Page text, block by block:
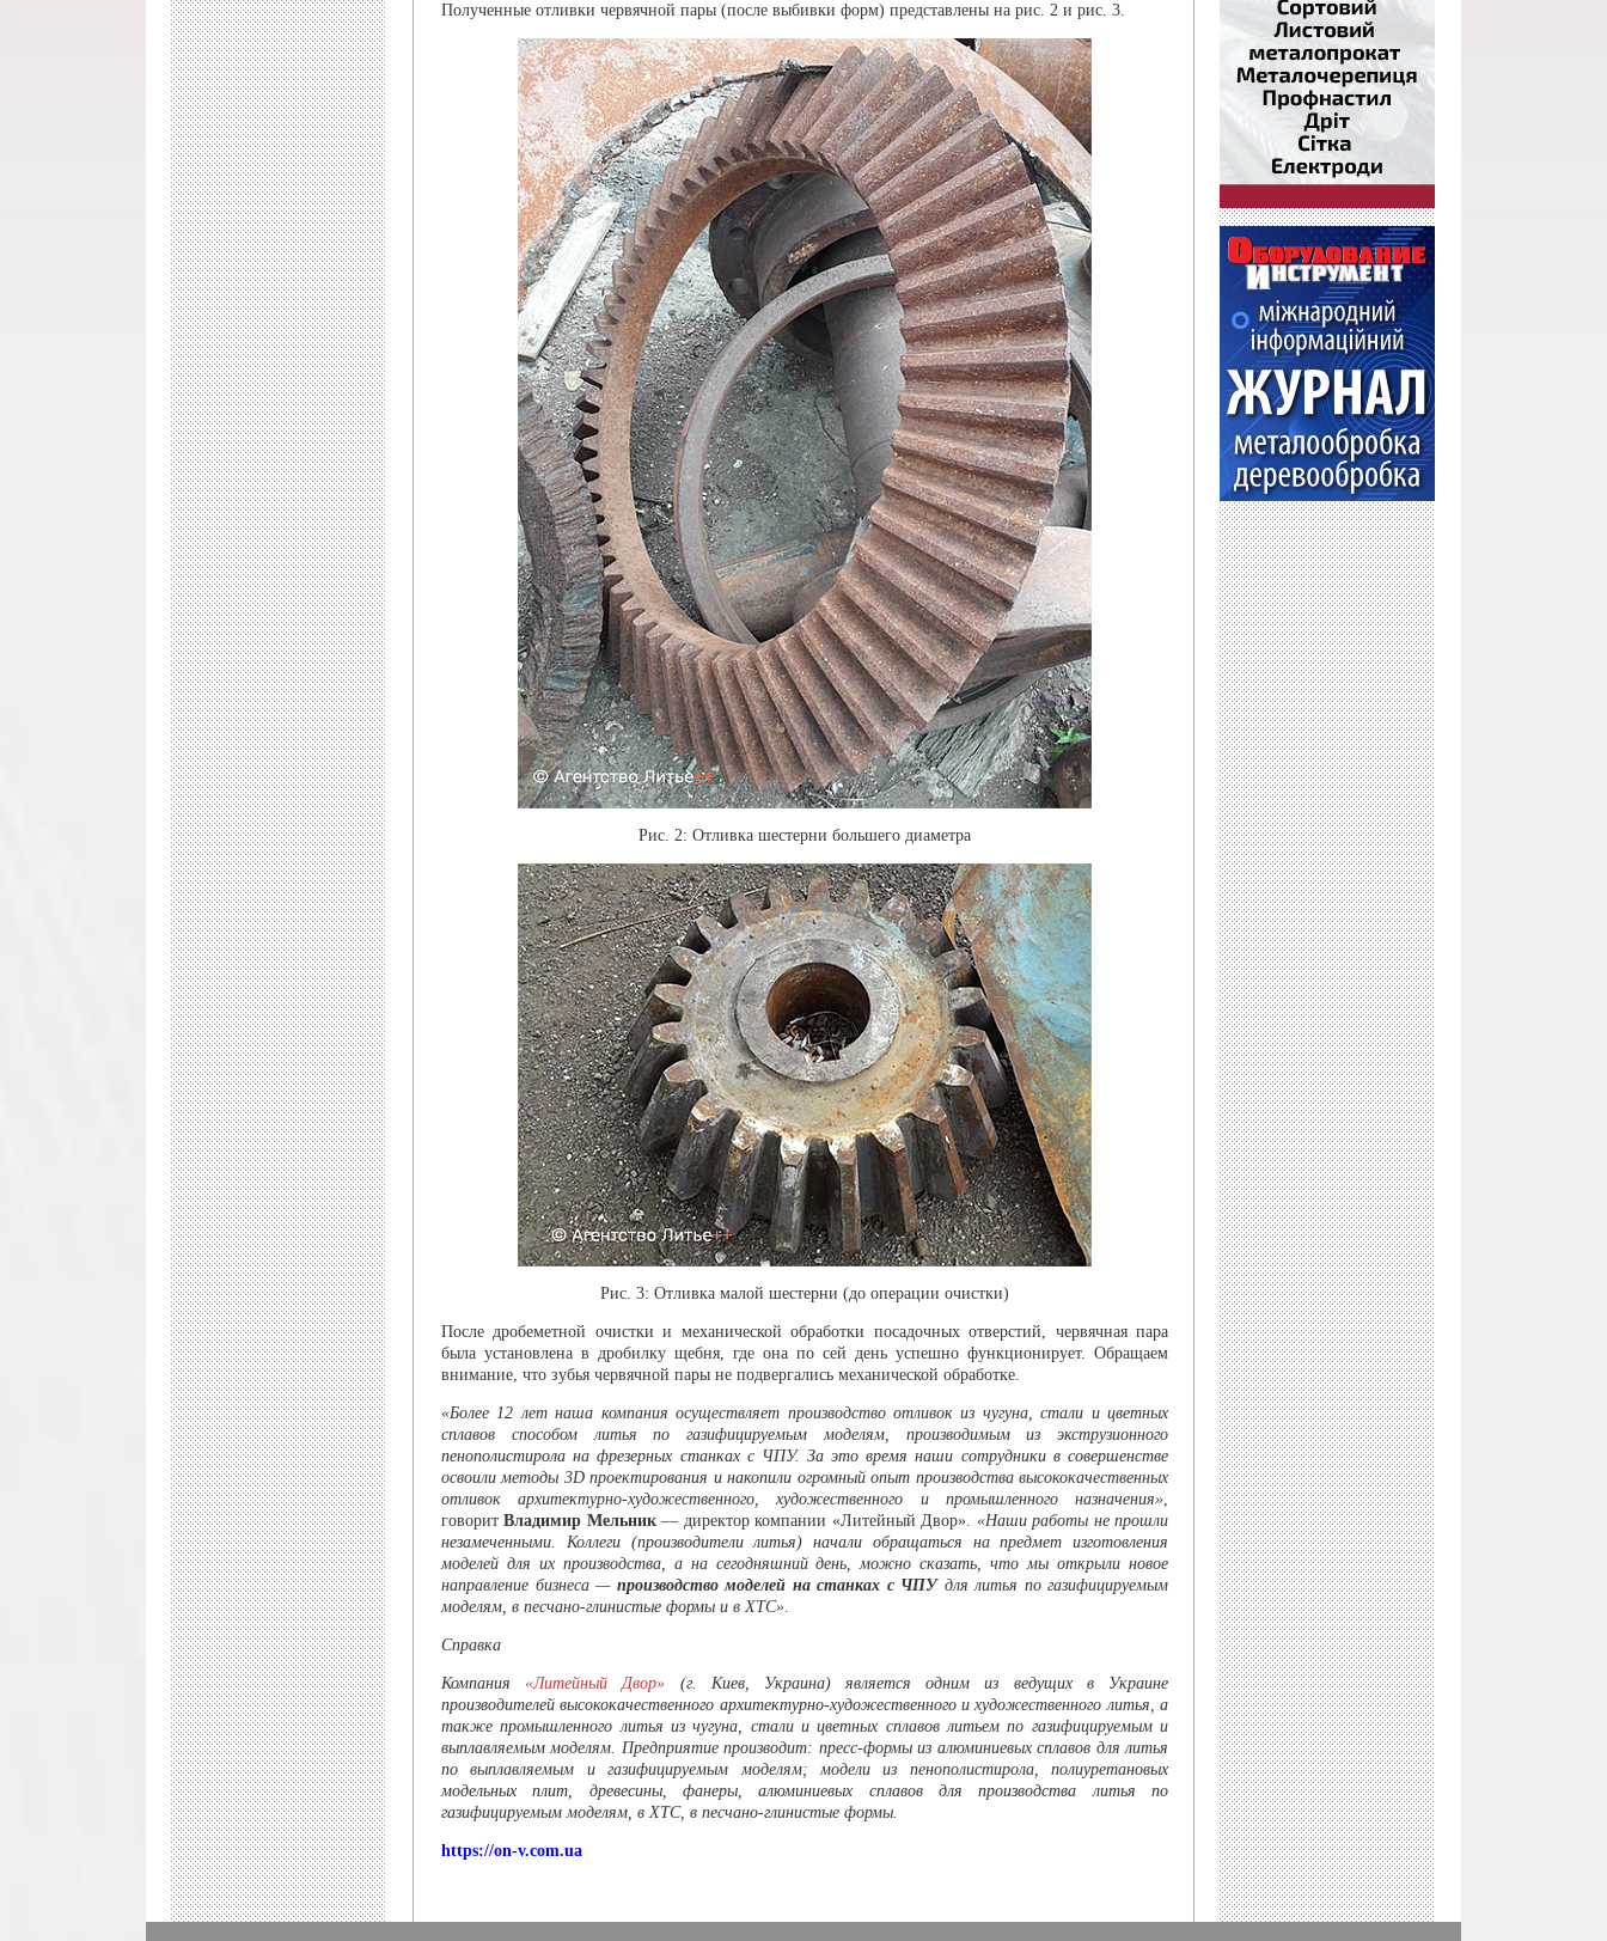
Полученные отливки червячной пары (после выбивки форм) представлены на рис. 2 и рис. 3.
Рис. 2: Отливка шестерни большего диаметра
Рис. 3: Отливка малой шестерни (до операции очистки)
После дробеметной очистки и механической обработки посадочных отверстий, червячная пара
была установлена в дробилку щебня, где она по сей день успешно функционирует. Обращаем
внимание, что зубья червячной пары не подвергались механической обработке.
«Более 12 лет наша компания осуществляет производство отливок из чугуна, стали и цветных
сплавов способом литья по газифицируемым моделям, производимым из экструзионного
пенополистирола на фрезерных станках с ЧПУ. За это время наши сотрудники в совершенстве
освоили методы 3D проектирования и накопили огромный опыт производства высококачественных
отливок архитектурно-художественного, художественного и промышленного назначения»,
говоритВладимир Мельник— директор компании «Литейный Двор». «Наши работы не прошли
незамеченными. Коллеги (производители литья) начали обращаться на предмет изготовления
моделей для их производства, а на сегодняшний день, можно сказать, что мы открыли новое
направление бизнеса — производство моделей на станках с ЧПУдля литья по газифицируемым
моделям, в песчано-глинистые формы и в ХТС».
Справка
Компания«Литейный Двор» (г. Киев, Украина) является одним из ведущих в Украине
производителей высококачественного архитектурно-художественного и художественного литья, а
также промышленного литья из чугуна, стали и цветных сплавов литьем по газифицируемым и
выплавляемым моделям. Предприятие производит: пресс-формы из алюминиевых сплавов для литья
по выплавляемым и газифицируемым моделям; модели из пенополистирола, полиуретановых
модельных плит, древесины, фанеры, алюминиевых сплавов для производства литья по
газифицируемым моделям, в ХТС, в песчано-глинистые формы.
https://on-v.com.ua